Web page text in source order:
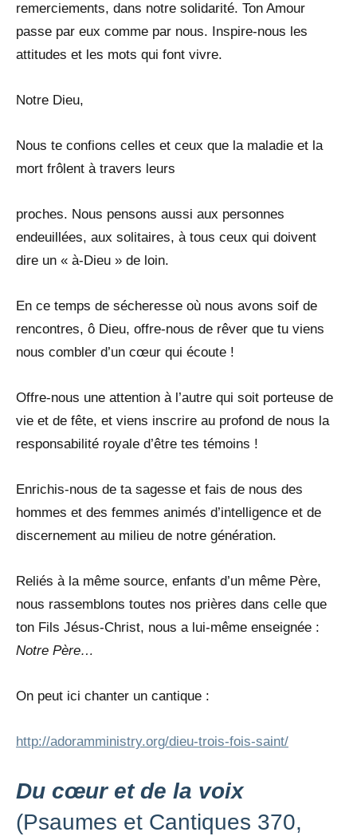
remerciements, dans notre solidarité. Ton Amour
passe par eux comme par nous. Inspire-nous les
attitudes et les mots qui font vivre.
Notre Dieu,
Nous te confions celles et ceux que la maladie et la
mort frôlent à travers leurs
proches. Nous pensons aussi aux personnes
endeuillées, aux solitaires, à tous ceux qui doivent
dire un « à-Dieu » de loin.
En ce temps de sécheresse où nous avons soif de
rencontres, ô Dieu, offre-nous de rêver que tu viens
nous combler d’un cœur qui écoute !
Offre-nous une attention à l’autre qui soit porteuse de
vie et de fête, et viens inscrire au profond de nous la
responsabilité royale d’être tes témoins !
Enrichis-nous de ta sagesse et fais de nous des
hommes et des femmes animés d’intelligence et de
discernement au milieu de notre génération.
Reliés à la même source, enfants d’un même Père,
nous rassemblons toutes nos prières dans celle que
ton Fils Jésus-Christ, nous a lui-même enseignée :
Notre Père…
On peut ici chanter un cantique :
http://adoramministry.org/dieu-trois-fois-saint/
Du cœur et de la voix
(Psaumes et Cantiques 370,